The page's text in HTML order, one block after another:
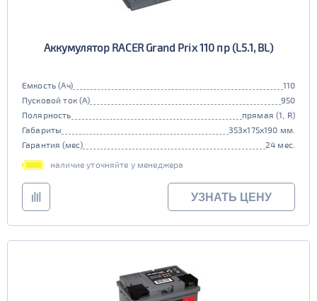
Аккумулятор RACER Grand Prix 110 пр (L5.1, BL)
Емкость (Ач)
110
Пусковой ток (А)
950
Полярность
прямая (1, R)
Габариты
353x175x190 мм.
Гарантия (мес)
24 мес.
наличие уточняйте у менеджера
УЗНАТЬ ЦЕНУ